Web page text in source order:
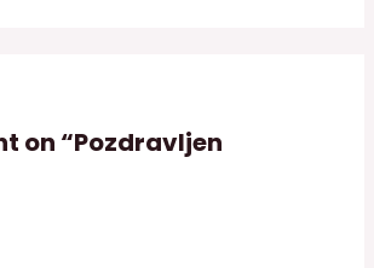
on “Pozdravljen